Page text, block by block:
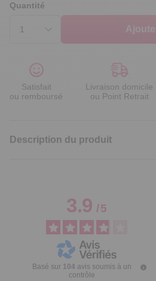
Quantité
Satisfait
ou remboursé
Livraison domicile
ou Point Retrait
Description du produit
3.9/5
Basé sur 104 avis soumis à un
contrôle